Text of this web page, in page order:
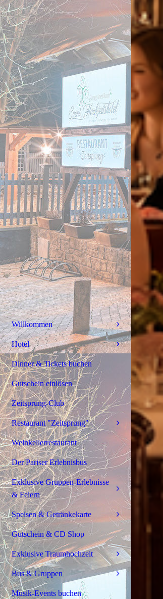
Willkommen
Hotel
Dinner & Tickets buchen
Gutschein einlösen
Zeitsprung-Club
Restaurant "Zeitsprung"
Weinkellerrestaurant
Der Pariser Erlebnisbus
Exklusive Gruppen-Erlebnisse
& Feiern
Speisen & Getränkekarte
Gutschein & CD Shop
Exklusive Traumhochzeit
Bus & Gruppen
Musik-Events buchen